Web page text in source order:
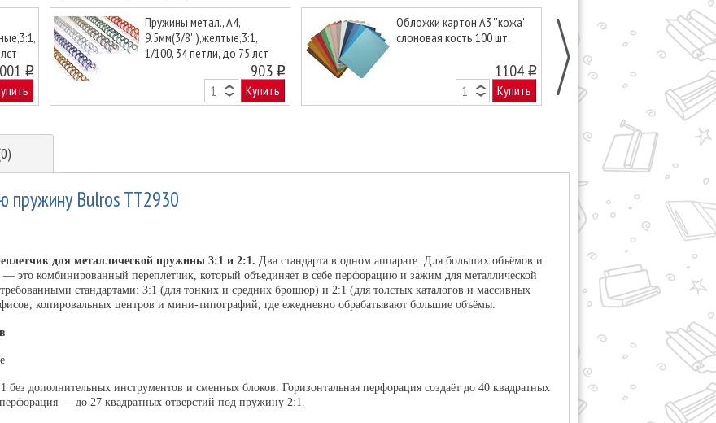
o
Пружины метал., А4,
9.5мм(3/8''),желтые,3:1,
1/100, 34 петли, до 75 лст
903 o
Купить
Обложки картон А3 ''кожа''
слоновая кость 100 шт.
1104 o
Купить
Обложки
50 шт.
Next
пружину Bulros TT2930
для металлической пружины 3:1 и 2:1. Два стандарта в одном аппарате. Для больших объёмов и
это комбинированный переплетчик, который объединяет в себе перфорацию и зажим для металлической
стандартами: 3:1 (для тонких и средних брошюр) и 2:1 (для толстых каталогов и массивных
копировальных центров и мини-типографий, где ежедневно обрабатывают большие объёмы.
дополнительных инструментов и сменных блоков. Горизонтальная перфорация создаёт до 40 квадратных
— до 27 квадратных отверстий под пружину 2:1.